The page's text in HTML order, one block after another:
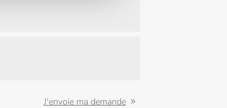
J'envoie ma demande